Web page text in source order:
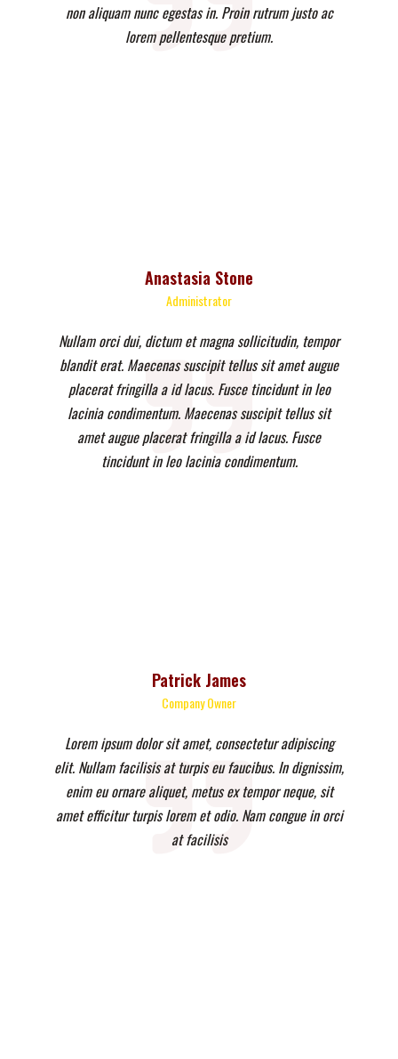
non aliquam nunc egestas in. Proin rutrum justo ac
lorem pellentesque pretium.
Anastasia Stone
Administrator
Nullam orci dui, dictum et magna sollicitudin, tempor
blandit erat. Maecenas suscipit tellus sit amet augue
placerat fringilla a id lacus. Fusce tincidunt in leo
lacinia condimentum. Maecenas suscipit tellus sit
amet augue placerat fringilla a id lacus. Fusce
tincidunt in leo lacinia condimentum.
Patrick James
Company Owner
Lorem ipsum dolor sit amet, consectetur adipiscing
elit. Nullam facilisis at turpis eu faucibus. In dignissim,
enim eu ornare aliquet, metus ex tempor neque, sit
amet efficitur turpis lorem et odio. Nam congue in orci
at facilisis